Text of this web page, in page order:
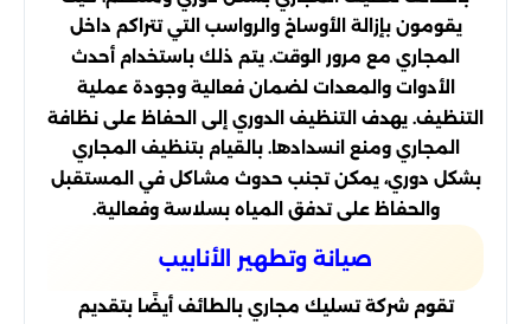
يقومون بإزالة الأوساخ والرواسب التي تتراكم داخل
المجاري مع مرور الوقت. يتم ذلك باستخدام أحدث
الأدوات والمعدات لضمان فعالية وجودة عملية
التنظيف. يهدف التنظيف الدوري إلى الحفاظ على نظافة
المجاري ومنع انسدادها. بالقيام بتنظيف المجاري
بشكل دوري، يمكن تجنب حدوث مشاكل في المستقبل
والحفاظ على تدفق المياه بسلاسة وفعالية.
صيانة وتطهير الأنابيب
تقوم شركة تسليك مجاري بالطائف أيضًا بتقديم